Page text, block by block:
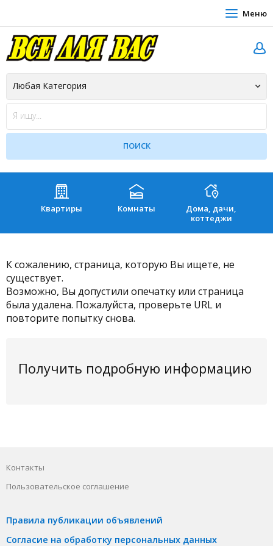
Меню
Квартиры Комнаты
Дома, дачи,
коттеджи
К сожалению, страница, которую Вы ищете, не
существует.
Возможно, Вы допустили опечатку или страница
была удалена. Пожалуйста, проверьте URL и
повторите попытку снова.
Получить подробную информацию
Контакты
Пользовательское соглашение
Правила публикации объявлений
Согласие на обработку персональных данных